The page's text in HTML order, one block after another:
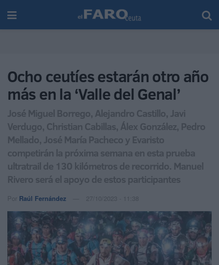
Ocho ceutíes estarán otro año
más en la ‘Valle del Genal’
José Miguel Borrego, Alejandro Castillo, Javi
Verdugo, Christian Cabillas, Álex González, Pedro
Mellado, José María Pacheco y Evaristo
competirán la próxima semana en esta prueba
ultratrail de 130 kilómetros de recorrido. Manuel
Rivero será el apoyo de estos participantes
Por Raúl Fernández 27/10/2023 - 11:38